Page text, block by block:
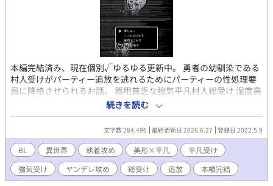
本編完結済み、現在個別√ゆるゆる更新中。 勇者の幼馴染である
村人受けがパーティー追放を逃れるためにパーティーの性処理要
員に降格させられるお話。 器用貧乏な強気平凡村人総受け 湿度高
めの幼馴染優男勇者攻め 軽薄いい加減年上遊び人盗賊攻め 陰湿性
悪いじめっ子気質な年上魔道士攻め 真面目誠実強面新入り騎士攻
め ※基本無理矢理、公開レイプ、NTR、乱交含む ※シリアスエ
ロ、胸糞、なんでも許せる方向け
続きを読む
文字数 284,496 最終更新日 2026.6.27 登録日 2022.5.9
BL 異世界 執着攻め 美形×平凡
平凡受け
強気受け
ヤンデレ攻め 総受け 追放 本編完結